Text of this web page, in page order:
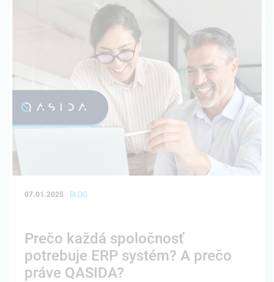
07.01.2025 BLOG
Prečo každá spoločnosť
potrebuje ERP systém? A prečo
práve QASIDA?